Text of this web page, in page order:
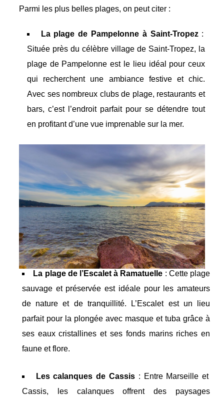
Parmi les plus belles plages, on peut citer :
La plage de Pampelonne à Saint-Tropez:
Située près du célèbre village de Saint-Tropez, la
plage de Pampelonne est le lieu idéal pour ceux
qui recherchent une ambiance festive et chic.
Avec ses nombreux clubs de plage, restaurants et
bars, c’est l’endroit parfait pour se détendre tout
en profitant d’une vue imprenable sur la mer.
La plage de l’Escalet à Ramatuelle : Cette plage
sauvage et préservée est idéale pour les amateurs
de nature et de tranquillité. L’Escalet est un lieu
parfait pour la plongée avec masque et tuba grâce à
ses eaux cristallines et ses fonds marins riches en
faune et flore.
Les calanques de Cassis : Entre Marseille et
Cassis, les calanques offrent des paysages